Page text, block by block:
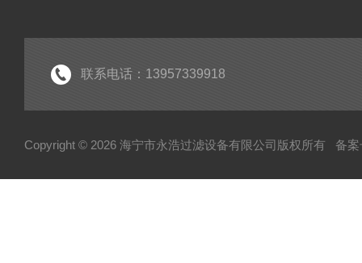
水系及有机微孔滤膜系列
不锈钢配件系列
联系电话：13957339918
Copyright © 2026 海宁市永浩过滤设备有限公司版权所有 备案